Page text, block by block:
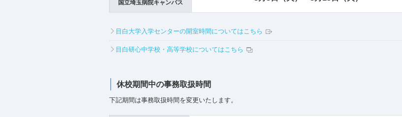
国立埼玉病院キャンパス
目白大学入学センターの開室時間についてはこちら
目白研心中学校・高等学校についてはこちら
休校期間中の事務取扱時間
下記期間は事務取扱時間を変更いたします。